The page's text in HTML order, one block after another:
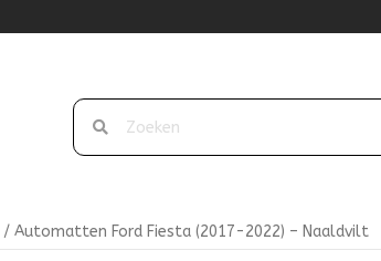
/ Automatten Ford Fiesta (2017-2022) – Naaldvilt